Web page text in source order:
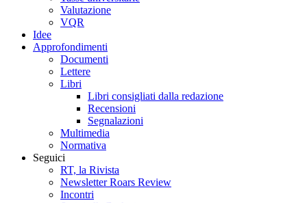
Valutazione
VQR
Idee
Approfondimenti
Documenti
Lettere
Libri
Libri consigliati dalla redazione
Recensioni
Segnalazioni
Multimedia
Normativa
Seguici
RT, la Rivista
Newsletter Roars Review
Incontri